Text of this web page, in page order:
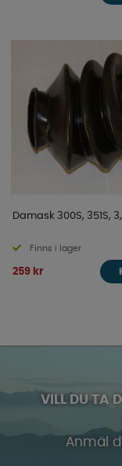
Damask 300S, 351S,
Finns i lager
259 kr
VILL DU TA
Anmäl